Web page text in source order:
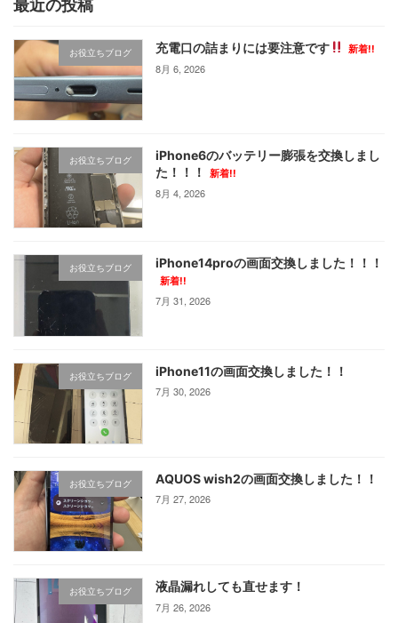
の
ペ
ー
ジ
り
最近の投稿
お役立ちブログ 充電口の詰まりには要注意です 新着!!
8月 6, 2026
お役立ちブログ
iPhone6のバッテリー膨張を交換しまし
た！！！
新着!!
8月 4, 2026
お役立ちブログ iPhone14proの画面交換しました！！！
新着!!
7月 31, 2026
お役立ちブログ iPhone11の画面交換しました！！
7月 30, 2026
お役立ちブログ AQUOS wish2の画面交換しました！！
7月 27, 2026
お役立ちブログ 液晶漏れしても直せます！
7月 26, 2026